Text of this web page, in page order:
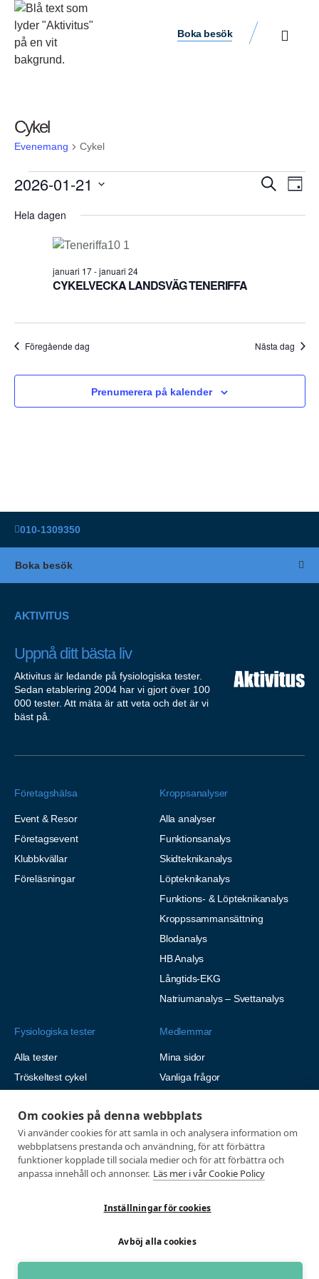
Om cookies på denna webbplats
Vi använder cookies för att samla in och analysera information om
webbplatsens prestanda och användning, för att förbättra
funktioner kopplade till sociala medier och för att förbättra och
anpassa innehåll och annonser. Läs mer i vår Cookie Policy
Inställningar för cookies
Avböj alla cookies
Boka besök
Cykel
Evenemang Cykel
Sök
Dag
2026-01-21
datum.
Hela dagen
CYKELVECKA LANDSVÄG TENERIFFA
januari 17-januari 24
Föregående dag Nästa dag
Prenumerera på kalender
010-1309350
Boka besök
AKTIVITUS
Uppnå ditt bästa liv
Aktivitus är ledande på fysiologiska tester.
Sedan etablering 2004 har vi gjort över 100
000 tester. Att mäta är att veta och det är vi
bäst på.
Företagshälsa
Event & Resor
Företagsevent
Klubbkvällar
Föreläsningar
Kroppsanalyser
Alla analyser
Funktionsanalys
Skidteknikanalys
Löpteknikanalys
Funktions- & Löpteknikanalys
Kroppssammansättning
Blodanalys
HB Analys
Långtids-EKG
Natriumanalys – Svettanalys
Fysiologiska tester
Alla tester
Tröskeltest cykel
Tröskeltest skidor
Tröskeltest triathlon (cykel +
löpning)
Tröskeltest + VO2max
Medlemmar
Mina sidor
Vanliga frågor
© 2026
Integritetspolicy